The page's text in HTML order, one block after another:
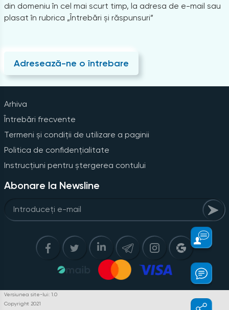
din domeniu în cel mai scurt timp, la adresa de e-mail sau
plasat în rubrica „Întrebări și răspunsuri”
Adresează-ne o întrebare
Arhiva
Întrebări frecvente
Termeni și condiții de utilizare a paginii
Politica de confidențialitate
Instrucțiuni pentru ștergerea contului
Abonare la Newsline
Versiunea site-lui: 1.0
Copyright 2021